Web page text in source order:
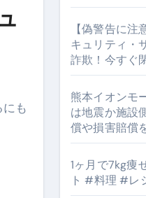
#筋トレ #美容 #健康 #
るのが独自ドメイン
も
【偽警告に
キュリティ・
詐欺！今すぐ
熊本イオンモ
は地震か施設
償や損害賠償
1ヶ月で7kg痩
ト #料理 #レ